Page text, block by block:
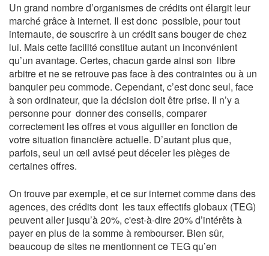
Un grand nombre d’organismes de crédits ont élargit leur
marché grâce à internet. Il est donc possible, pour tout
internaute, de souscrire à un crédit sans bouger de chez
lui. Mais cette facilité constitue autant un inconvénient
qu’un avantage. Certes, chacun garde ainsi son libre
arbitre et ne se retrouve pas face à des contraintes ou à un
banquier peu commode. Cependant, c’est donc seul, face
à son ordinateur, que la décision doit être prise. Il n’y a
personne pour donner des conseils, comparer
correctement les offres et vous aiguiller en fonction de
votre situation financière actuelle. D’autant plus que,
parfois, seul un œil avisé peut déceler les pièges de
certaines offres.
On trouve par exemple, et ce sur internet comme dans des
agences, des crédits dont les taux effectifs globaux (TEG)
peuvent aller jusqu’à 20%, c'est-à-dire 20% d’intérêts à
payer en plus de la somme à rembourser. Bien sûr,
beaucoup de sites ne mentionnent ce TEG qu’en